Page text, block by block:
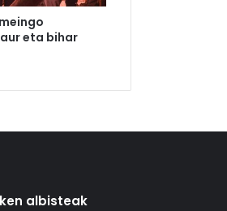
eta bihar
albisteak